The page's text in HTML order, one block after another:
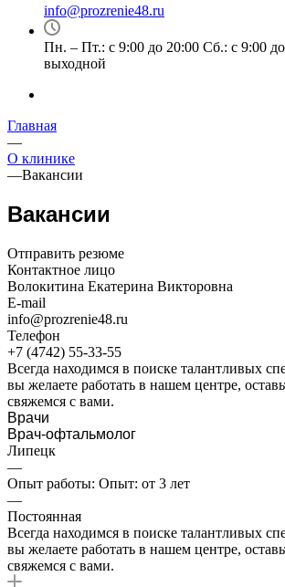
info@prozrenie48.ru
Пн. – Пт.: с 9:00 до 20:00 Сб.: с 9:00
выходной
Главная
—
О клинике
—Вакансии
Вакансии
Отправить резюме
Контактное лицо
Волокитина Екатерина Викторовна
E-mail
info@prozrenie48.ru
Телефон
+7 (4742) 55-33-55
Всегда находимся в поиске талантливых
вы желаете работать в нашем центре,
свяжемся с вами.
Врачи
Врач-офтальмолог
Липецк
—
Опыт работы: Опыт: от 3 лет
—
Постоянная
Всегда находимся в поиске талантливых
вы желаете работать в нашем центре,
свяжемся с вами.